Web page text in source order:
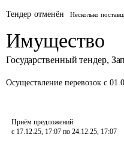
Тендер отменён Несколько
Имущество
Государственный тендер,
Осуществление перевозок с
Приём предложений
с 17.12.25, 17:07 по 24.12.25, 17:07